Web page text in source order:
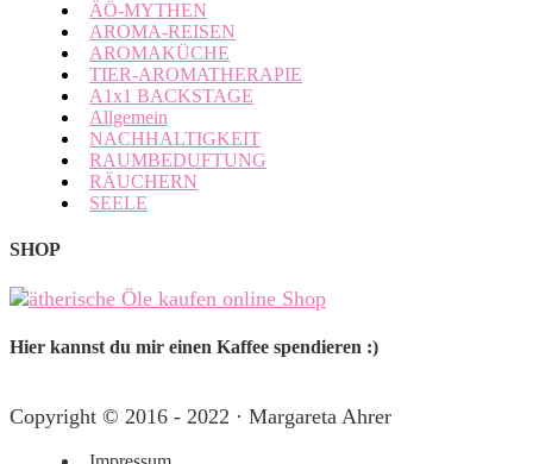
ÄÖ-MYTHEN
AROMA-REISEN
AROMAKÜCHE
TIER-AROMATHERAPIE
A1x1 BACKSTAGE
Allgemein
NACHHALTIGKEIT
RAUMBEDUFTUNG
RÄUCHERN
SEELE
SHOP
Hier kannst du mir einen Kaffee spendieren :)
Copyright © 2016 - 2022 · Margareta Ahrer